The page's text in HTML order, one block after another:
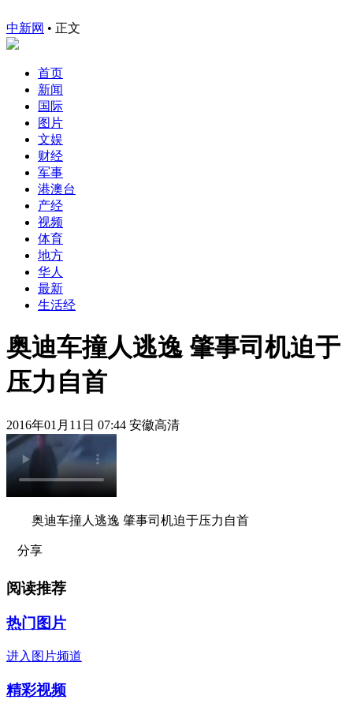
中新网 • 正文
首页
新闻
国际
图片
文娱
财经
军事
港澳台
产经
视频
体育
地方
华人
最新
生活经
奥迪车撞人逃逸 肇事司机迫于
压力自首
2016年01月11日 07:44 安徽高清
奥迪车撞人逃逸 肇事司机迫于压力自首
分享
阅读推荐
热门图片
进入图片频道
精彩视频